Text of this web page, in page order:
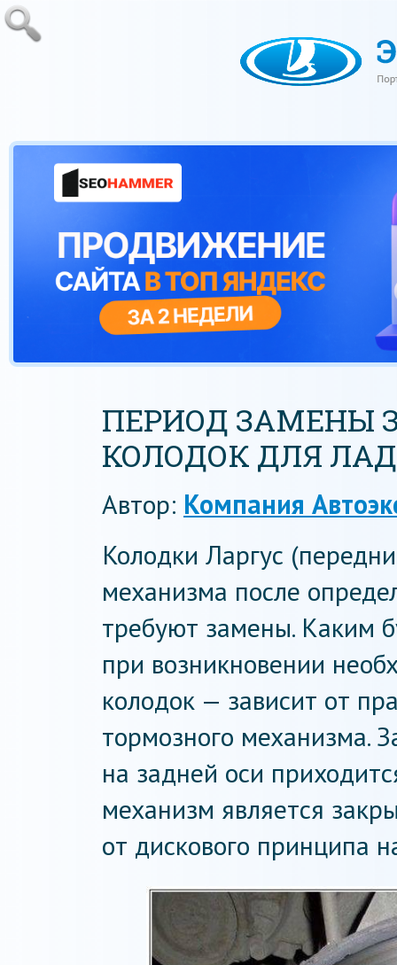
ПЕРИОД ЗАМЕНЫ
КОЛОДОК ДЛЯ
Автор: Компания
Колодки Ларгус
механизма после
требуют замены. Каким
при возникновении
колодок — зависит от
тормозного механизма.
на задней оси
механизм является
от дискового принципа